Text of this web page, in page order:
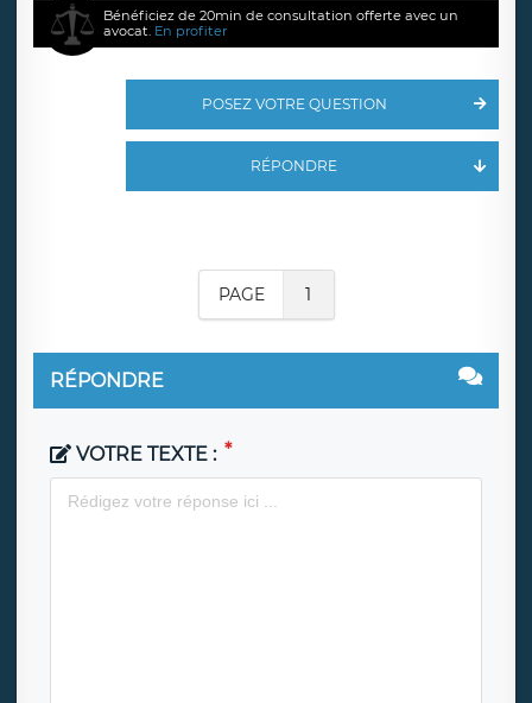
Bénéficiez de 20min de consultation offerte avec un
avocat. En profiter
POSEZ VOTRE QUESTION
RÉPONDRE
PAGE 1
RÉPONDRE
VOTRE TEXTE :